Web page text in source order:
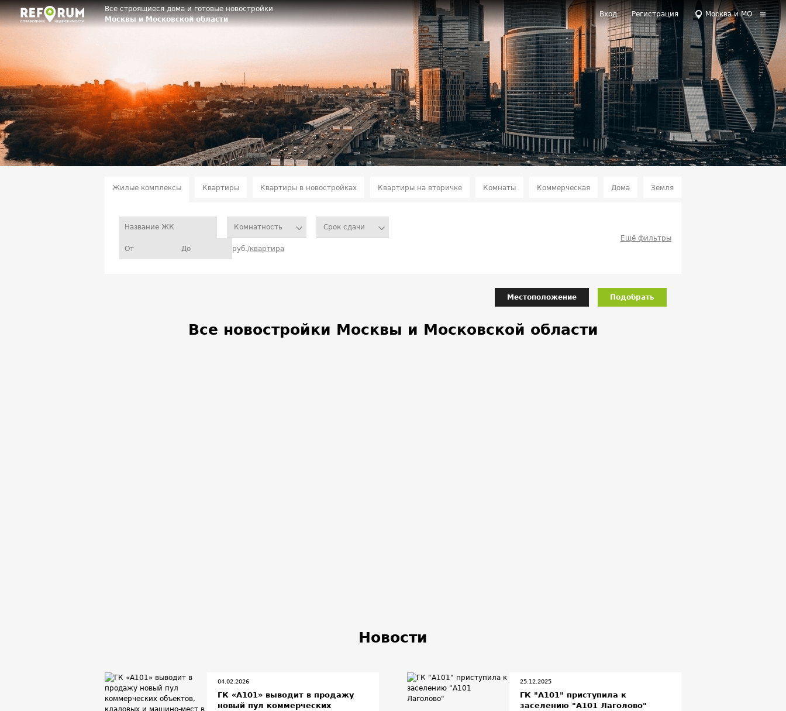
Все строящиеся дома и готовые новостройки
Москвы и Московской области
Вход Регистрация Москва и МО
Жилые комплексы Квартиры Квартиры в новостройках Квартиры на вторичке Комнаты Коммерческая Дома Земля
Комнатность Срок сдачи
руб./квартира
Ещё фильтры
Местоположение Подобрать
Все новостройки Москвы и Московской области
Новости
04.02.2026
ГК «А101» выводит в продажу
новый пул коммерческих
25.12.2025
ГК "А101" приступила к
заселению "А101 Лаголово"